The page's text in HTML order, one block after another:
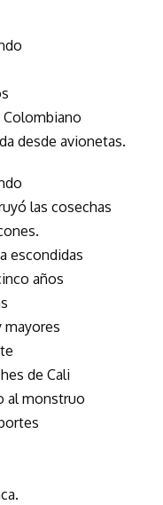
desde avionetas.
las cosechas
escondidas
años
mayores
de Cali
al monstruo